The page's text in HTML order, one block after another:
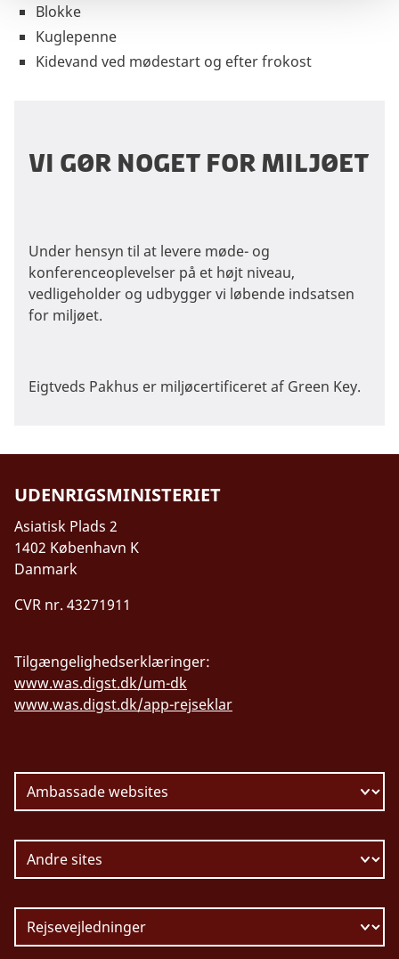
Blokke
Kuglepenne
Kidevand ved mødestart og efter frokost
Vi gør noget for miljøet
Under hensyn til at levere møde- og
konferenceoplevelser på et højt niveau,
vedligeholder og udbygger vi løbende indsatsen
for miljøet.
Eigtveds Pakhus er miljøcertificeret af Green Key.
UDENRIGSMINISTERIET
Asiatisk Plads 2
1402 København K
Danmark
CVR nr. 43271911
Tilgængelighedserklæringer:
www.was.digst.dk/um-dk
www.was.digst.dk/app-rejseklar